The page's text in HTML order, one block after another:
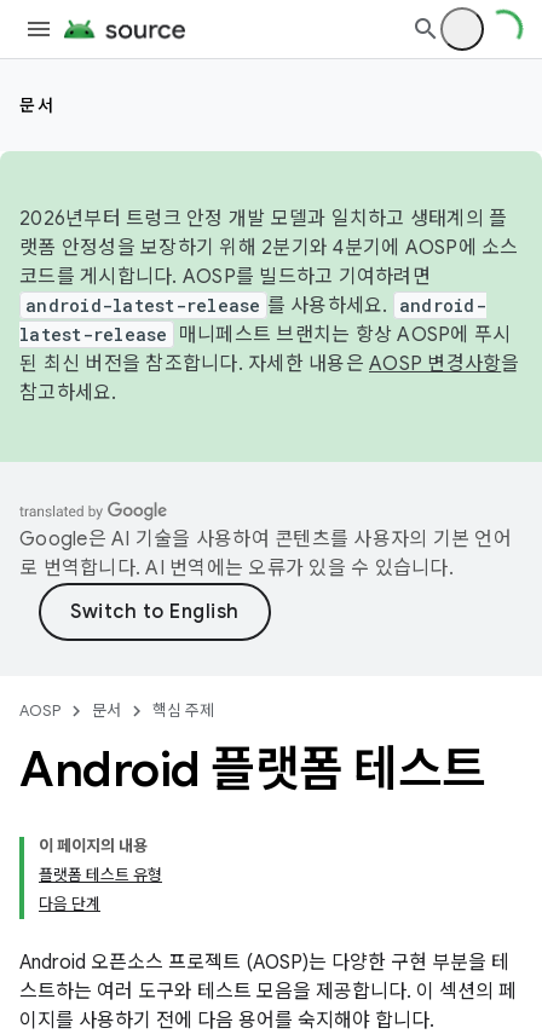
문서
2026년부터 트렁크 안정 개발 모델과 일치하고 생태계의 플
랫폼 안정성을 보장하기 위해 2분기와 4분기에 AOSP에 소스
코드를 게시합니다. AOSP를 빌드하고 기여하려면
android-latest-release 를 사용하세요.
android-
latest-release
매니페스트 브랜치는 항상 AOSP에 푸시
된 최신 버전을 참조합니다. 자세한 내용은 AOSP 변경사항을
참고하세요.
Google은 AI 기술을 사용하여 콘텐츠를 사용자의 기본 언어
로 번역합니다. AI 번역에는 오류가 있을 수 있습니다.
AOSP 문서 핵심 주제
Android 플랫폼 테스트
이 페이지의 내용
플랫폼 테스트 유형
다음 단계
Android 오픈소스 프로젝트 (AOSP)는 다양한 구현 부분을 테
스트하는 여러 도구와 테스트 모음을 제공합니다. 이 섹션의 페
이지를 사용하기 전에 다음 용어를 숙지해야 합니다.